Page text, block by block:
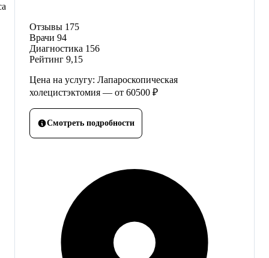
Отзывы 175
Врачи 94
Диагностика 156
Рейтинг 9,15
Цена на услугу: Лапароскопическая
холецистэктомия — от 60500 ₽
Смотреть подробности